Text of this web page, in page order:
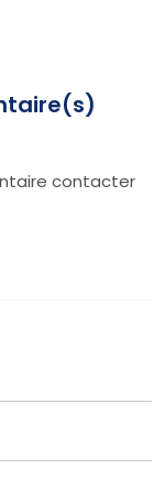
contacter